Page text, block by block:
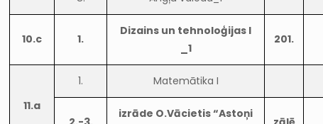
10.c 1.
Dizains un tehnoloģijas I
_1
201.
11.a
1. Matemātika I
izrāde O.Vācietis “Astoņi